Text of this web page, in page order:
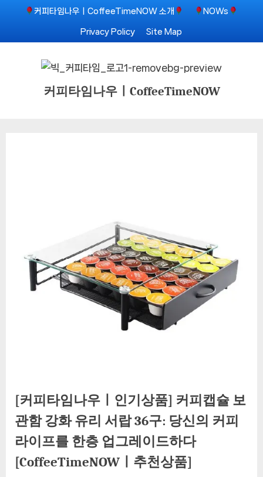
content
커피타임나우ㅣCoffeeTimeNOW 소개 NOWs
Privacy Policy Site Map
커피타임나우ㅣCoffeeTimeNOW
[커피타임나우ㅣ인기상품] 커피캡슐 보
관함 강화 유리 서랍 36구: 당신의 커피
라이프를 한층 업그레이드하다
[CoffeeTimeNOWㅣ추천상품]